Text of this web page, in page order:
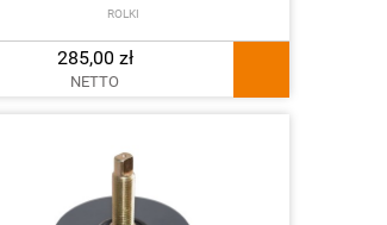
ROLKI
285,00 zł
NETTO